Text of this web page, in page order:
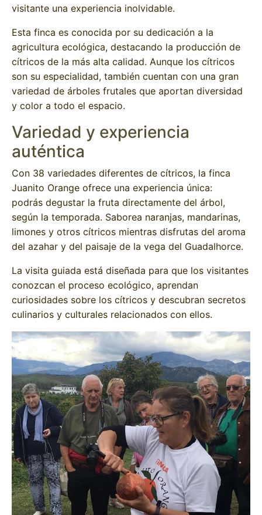
visitante una experiencia inolvidable.
Esta finca es conocida por su dedicación a la
agricultura ecológica, destacando la producción de
cítricos de la más alta calidad. Aunque los cítricos
son su especialidad, también cuentan con una gran
variedad de árboles frutales que aportan diversidad
y color a todo el espacio.
Variedad y experiencia
auténtica
Con 38 variedades diferentes de cítricos, la finca
Juanito Orange ofrece una experiencia única:
podrás degustar la fruta directamente del árbol,
según la temporada. Saborea naranjas, mandarinas,
limones y otros cítricos mientras disfrutas del aroma
del azahar y del paisaje de la vega del Guadalhorce.
La visita guiada está diseñada para que los visitantes
conozcan el proceso ecológico, aprendan
curiosidades sobre los cítricos y descubran secretos
culinarios y culturales relacionados con ellos.